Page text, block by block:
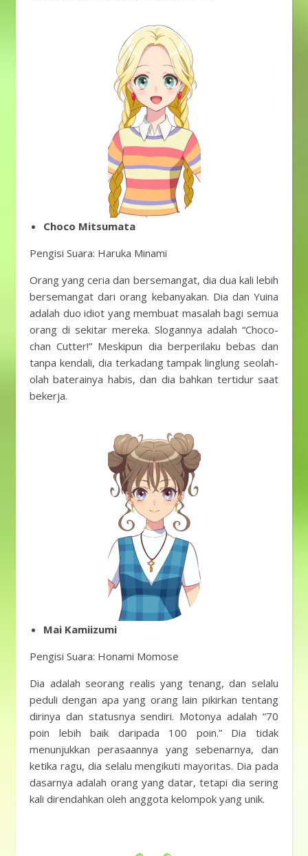
Choco Mitsumata
Pengisi Suara: Haruka Minami
Orang yang ceria dan bersemangat, dia dua kali lebih
bersemangat dari orang kebanyakan. Dia dan Yuina
adalah duo idiot yang membuat masalah bagi semua
orang di sekitar mereka. Slogannya adalah “Choco-
chan Cutter!” Meskipun dia berperilaku bebas dan
tanpa kendali, dia terkadang tampak linglung seolah-
olah baterainya habis, dan dia bahkan tertidur saat
bekerja.
Mai Kamiizumi
Pengisi Suara: Honami Momose
Dia adalah seorang realis yang tenang, dan selalu
peduli dengan apa yang orang lain pikirkan tentang
dirinya dan statusnya sendiri. Motonya adalah “70
poin lebih baik daripada 100 poin.” Dia tidak
menunjukkan perasaannya yang sebenarnya, dan
ketika ragu, dia selalu mengikuti mayoritas. Dia pada
dasarnya adalah orang yang datar, tetapi dia sering
kali direndahkan oleh anggota kelompok yang unik.